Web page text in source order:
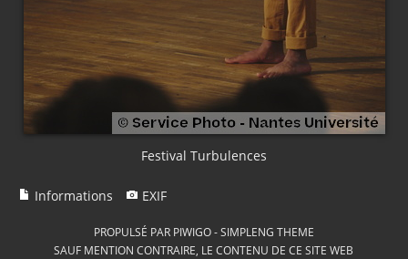
Festival Turbulences
Informations EXIF
PROPULSÉ PAR PIWIGO-SIMPLENG THEME
SAUF MENTION CONTRAIRE, LE CONTENU DE CE SITE WEB